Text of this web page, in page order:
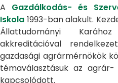
A Gazdálkodás- és
Iskola 1993-ban alakult.
Állattudományi
akkreditációval
gazdasági agrármérnökök
témaválasztásuk az agrár-
kapcsolódott.